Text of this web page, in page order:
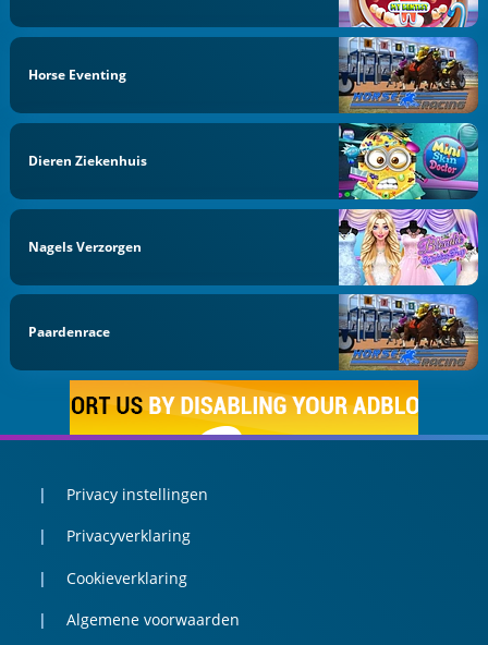
Horse Eventing
Dieren Ziekenhuis
Nagels Verzorgen
Paardenrace
Privacy instellingen
Privacyverklaring
Cookieverklaring
Algemene voorwaarden